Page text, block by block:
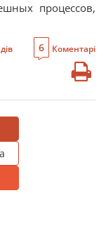
процессов,
6 Коментарі